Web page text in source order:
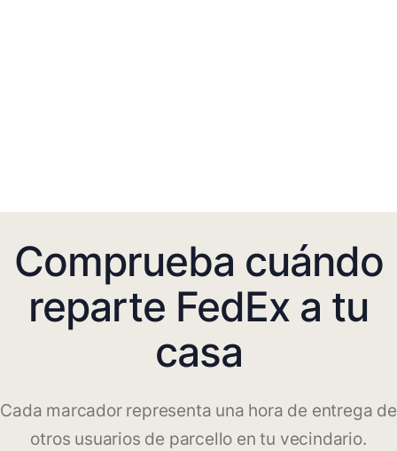
Comprueba cuándo
reparte FedEx a tu
casa
Cada marcador representa una hora de entrega de
otros usuarios de parcello en tu vecindario.